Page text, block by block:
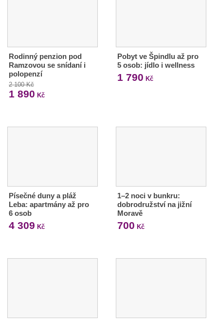
Rodinný penzion pod
Ramzovou se snídaní i
polopenzí
2 100 Kč
1 890 Kč
Pobyt ve Špindlu až pro
5 osob: jídlo i wellness
1 790 Kč
Písečné duny a pláž
Leba: apartmány až pro
6 osob
4 309 Kč
1–2 noci v bunkru:
dobrodružství na jižní
Moravě
700 Kč